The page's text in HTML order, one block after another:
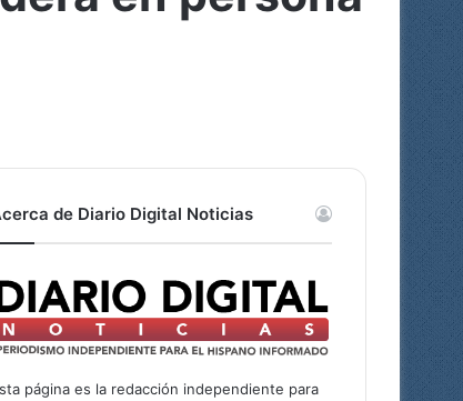
de Diario Digital Noticias
página es la redacción independiente para